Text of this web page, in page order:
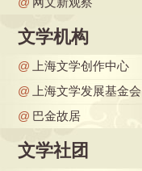
文学机构
@
上海文学创作中心
@
上海文学发展基金会
@ 巴金故居
文学社团